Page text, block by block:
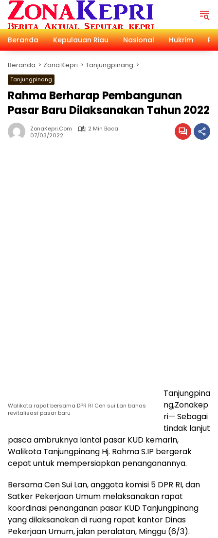
Langsung
konten
Beranda
Kepulauan Riau Nasional Hukrim
Beranda Zona Kepri Tanjungpinang
Tanjungpinang
Rahma Berharap Pembangunan
Pasar Baru Dilaksanakan Tahun 2022
ZonaKepri.com
2 Min Baca
07/03/2022
Walikota rapat bersama DPR RI Cen sui Lan bahas
revitalisasi pasar baru
Tanjungpina
ng,Zonakep
ri— Sebagai
tindak lanjut
pasca ambruknya lantai pasar KUD kemarin,
Walikota Tanjungpinang Hj. Rahma S.IP bergerak
cepat untuk mempersiapkan penanganannya.
Bersama Cen Sui Lan, anggota komisi 5 DPR RI, dan
Satker Pekerjaan Umum melaksanakan rapat
koordinasi penanganan pasar KUD Tanjungpinang
yang dilaksanakan di ruang rapat kantor Dinas
Pekerjaan Umum, jalan peralatan, Minggu (6/3).